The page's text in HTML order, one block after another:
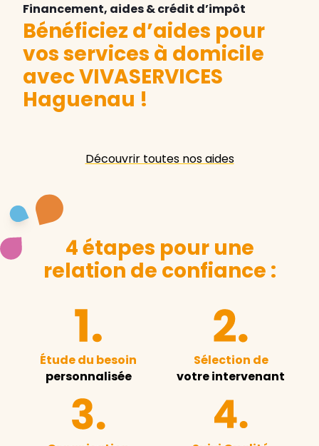
Financement, aides & crédit d’impôt
Bénéficiez d’aides pour
vos services à domicile
avec VIVASERVICES
Haguenau !
Découvrir toutes nos aides
4 étapes pour une
relation de confiance :
Étude du besoin
personnalisée
Sélection de
votre intervenant